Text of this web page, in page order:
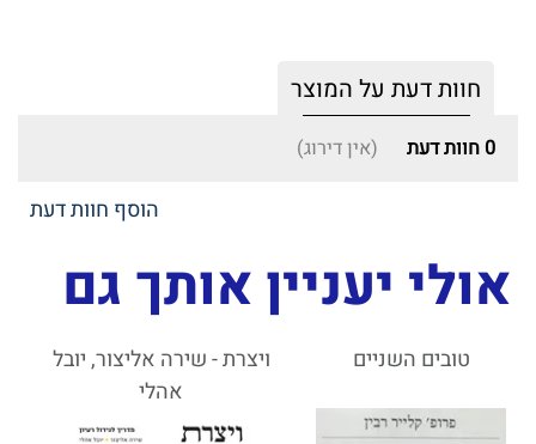
חוות דעת על המוצר
0 חוות דעת (אין דירוג)
הוסף חוות דעת
אולי יעניין אותך גם
טובים השניים
ויצרת - שירה אליצור, יובל
אהלי